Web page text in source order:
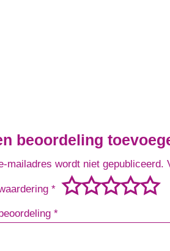
beoordeling
mailadres wordt niet gepubliceerd.
*
*